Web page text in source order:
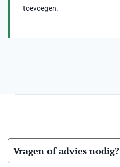
toevoegen.
Vragen of advies nodig?